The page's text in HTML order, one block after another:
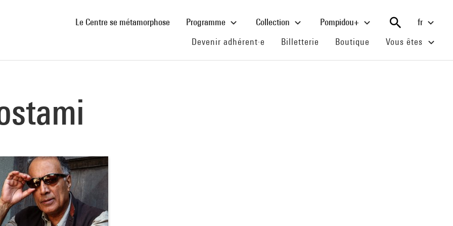
Le Centre se métamorphose(current)Programme Collection Pompidou+
fr
Devenir adhérent·e (current)
Billetterie (current)
Boutique (current)
Vous êtes